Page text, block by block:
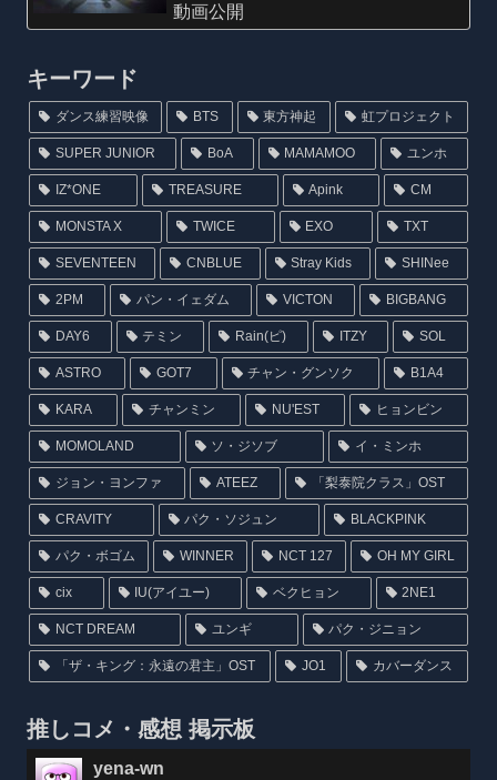
動画公開
キーワード
ダンス練習映像 BTS 東方神起 虹プロジェクト
SUPER JUNIOR BoA MAMAMOO ユンホ
IZ*ONE TREASURE Apink CM
MONSTA X TWICE EXO TXT
SEVENTEEN CNBLUE Stray Kids SHINee
2PM パン・イェダム VICTON BIGBANG
DAY6 テミン Rain(ピ) ITZY SOL
ASTRO GOT7 チャン・グンソク B1A4
KARA チャンミン NU'EST ヒョンビン
MOMOLAND ソ・ジソブ イ・ミンホ
ジョン・ヨンファ ATEEZ 「梨泰院クラス」OST
CRAVITY パク・ソジュン BLACKPINK
パク・ボゴム WINNER NCT 127 OH MY GIRL
cix IU(アイユー) ベクヒョン 2NE1
NCT DREAM ユンギ パク・ジニョン
「ザ・キング：永遠の君主」OST JO1 カバーダンス
推しコメ・感想 掲示板
yena-wn